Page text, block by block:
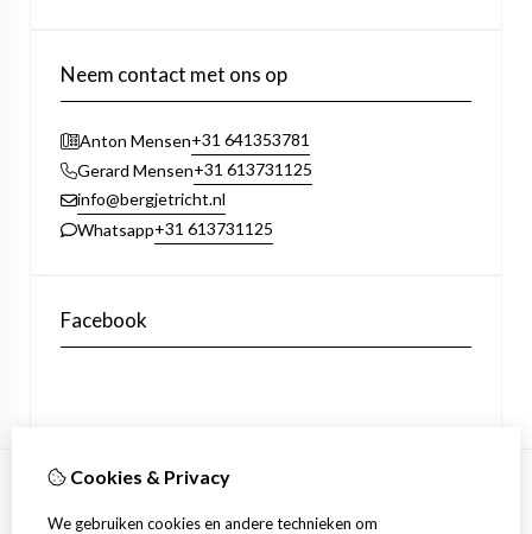
Neem contact met ons op
Anton Mensen+31 641353781
Gerard Mensen+31 613731125
info@bergjetricht.nl
Whatsapp+31 613731125
Facebook
Informatie
Cookies & Privacy
We gebruiken cookies en andere technieken om